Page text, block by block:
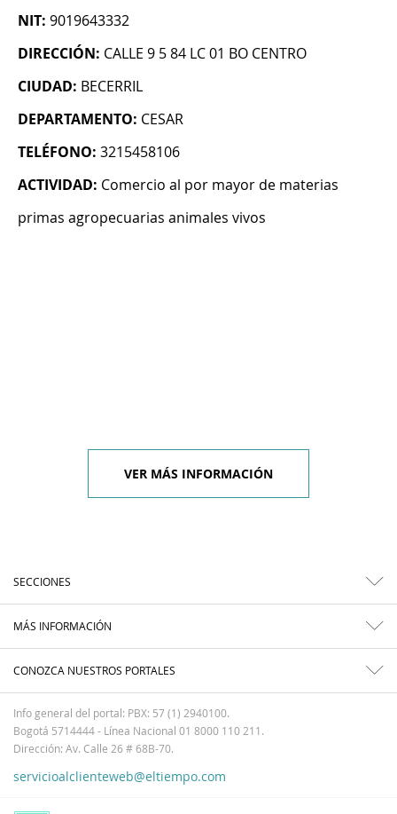
NIT: 9019643332
DIRECCIÓN: CALLE 9 5 84 LC 01 BO CENTRO
CIUDAD: BECERRIL
DEPARTAMENTO: CESAR
TELÉFONO: 3215458106
ACTIVIDAD: Comercio al por mayor de materias
primas agropecuarias animales vivos
VER MÁS INFORMACIÓN
SECCIONES
MÁS INFORMACIÓN
CONOZCA NUESTROS PORTALES
Info general del portal: PBX: 57 (1) 2940100.
Bogotá 5714444 - Línea Nacional 01 8000 110 211.
Dirección: Av. Calle 26 # 68B-70.
servicioalclienteweb@eltiempo.com